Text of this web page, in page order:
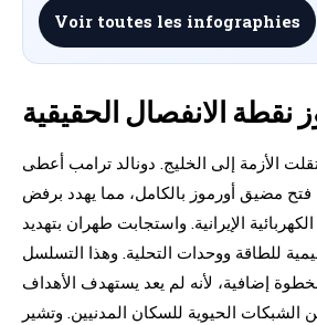
Voir toutes les infographies
نقطة الانفصال الحقيقية
الأزمة إلى الخليج. دونالد ترامب أعطى
فتح مضيق أورموز بالكامل، مما يهدد برفض
الإيرانية. واستجابت طهران بتهديد
للطاقة ووحدات التحلية. وهذا التسلسل
إضافية، لأنه لم يعد يستهدف الأهداف
الحيوية للسكان المدنيين. وتشير